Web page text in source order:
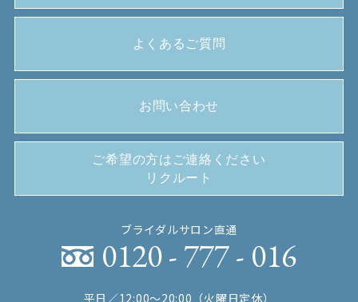
よくあるご質問
お問い合わせ
ご希望の方はご連絡ください
リクルート
ブライダルサロン直通
0120 - 777 - 016
平日／12:00〜20:00（火曜日定休）